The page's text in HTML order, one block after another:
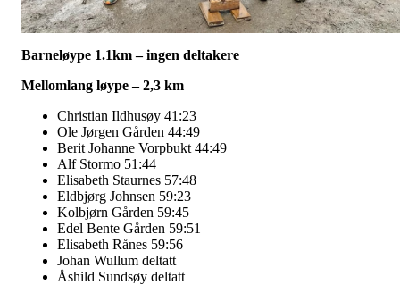
Barneløype 1.1km – ingen deltakere
Mellomlang løype – 2,3 km
Christian Ildhusøy 41:23
Ole Jørgen Gården 44:49
Berit Johanne Vorpbukt 44:49
Alf Stormo 51:44
Elisabeth Staurnes 57:48
Eldbjørg Johnsen 59:23
Kolbjørn Gården 59:45
Edel Bente Gården 59:51
Elisabeth Rånes 59:56
Johan Wullum deltatt
Åshild Sundsøy deltatt